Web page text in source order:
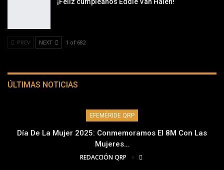
PREV NEXT 1 of 682
ÚLTIMAS NOTICIAS
EFEMÉRIDE QRP
Día De La Mujer 2025: Conmemoramos El 8M Con Las
Mujeres…
REDACCIÓN QRP